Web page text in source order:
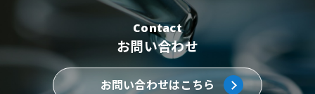
Contact
お問い合わせ
お問い合わせはこちら